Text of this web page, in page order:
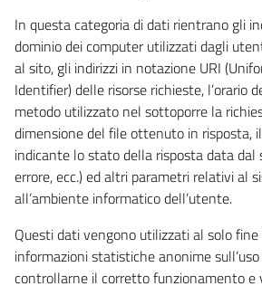
In questa categoria di dati rientrano gli
dominio dei computer utilizzati dagli
al sito, gli indirizzi in notazione URI
Identifier) delle risorse richieste, l’orario
metodo utilizzato nel sottoporre la
dimensione del file ottenuto in risposta,
indicante lo stato della risposta data dal
errore, ecc.) ed altri parametri relativi al
all’ambiente informatico dell’utente.
Questi dati vengono utilizzati al solo fine
informazioni statistiche anonime
controllarne il corretto funzionamento e